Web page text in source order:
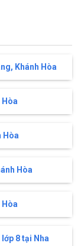
Khánh Hòa
Hòa
Hòa
8 tại Nha